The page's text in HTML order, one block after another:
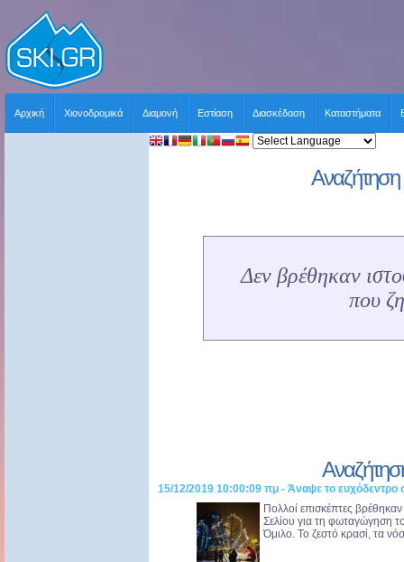
Αρχική Χιονοδρομικά Διαμονή Εστίαση Διασκέδαση Καταστήματα
Αναζήτηση
Δεν βρέθηκαν
που
15/12/2019 10:00:09 πμ - Άναψε το ευχόδεντρο
Πολλοί επισκέπτες
Σελίου για τη φωταγώγηση
Όμιλο. Το ζεστό κρασί, τα